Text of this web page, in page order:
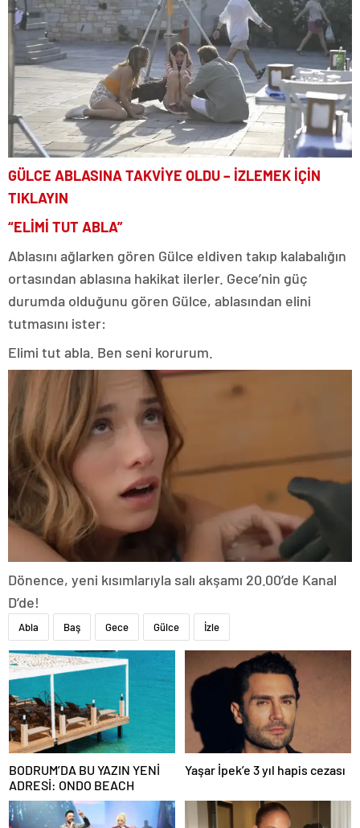
GÜLCE ABLASINA TAKVİYE OLDU – İZLEMEK İÇİN
TIKLAYIN
“ELİMİ TUT ABLA”
Ablasını ağlarken gören Gülce eldiven takıp kalabalığın
ortasından ablasına hakikat ilerler. Gece’nin güç
durumda olduğunu gören Gülce, ablasından elini
tutmasını ister:
Elimi tut abla. Ben seni korurum.
Dönence, yeni kısımlarıyla salı akşamı 20.00’de Kanal
D’de!
Abla Baş Gece Gülce İzle
BODRUM’DA BU YAZIN YENİ
ADRESİ: ONDO BEACH
Yaşar İpek’e 3 yıl hapis cezası